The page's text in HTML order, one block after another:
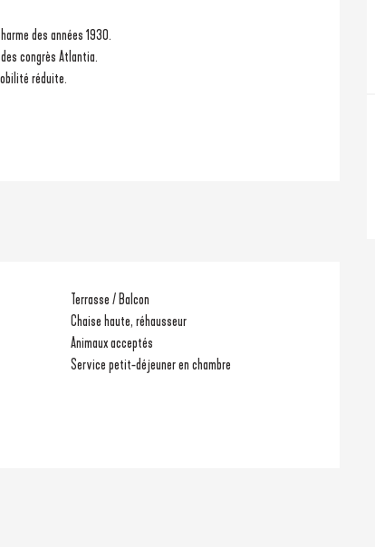
des années 1930.
congrès Atlantia.
réduite.
Terrasse / Balcon
Chaise haute, réhausseur
Animaux acceptés
Service petit-déjeuner en chambre